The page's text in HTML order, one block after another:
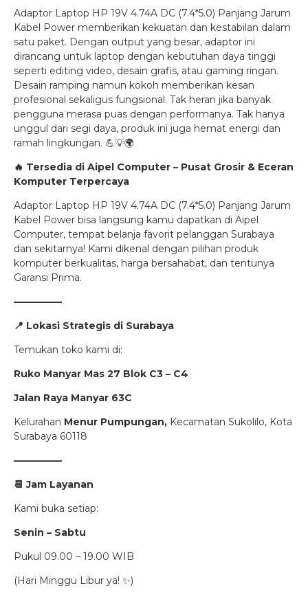
Adaptor Laptop HP 19V 4.74A DC (7.4*5.0) Panjang Jarum
Kabel Power memberikan kekuatan dan kestabilan dalam
satu paket. Dengan output yang besar, adaptor ini
dirancang untuk laptop dengan kebutuhan daya tinggi
seperti editing video, desain grafis, atau gaming ringan.
Desain ramping namun kokoh memberikan kesan
profesional sekaligus fungsional. Tak heran jika banyak
pengguna merasa puas dengan performanya. Tak hanya
unggul dari segi daya, produk ini juga hemat energi dan
ramah lingkungan. 💪💡🌍
🔥 Tersedia di Aipel Computer – Pusat Grosir & Eceran
Komputer Terpercaya
Adaptor Laptop HP 19V 4.74A DC (7.4*5.0) Panjang Jarum
Kabel Power bisa langsung kamu dapatkan di Aipel
Computer, tempat belanja favorit pelanggan Surabaya
dan sekitarnya! Kami dikenal dengan pilihan produk
komputer berkualitas, harga bersahabat, dan tentunya
Garansi Prima.
—————
📍 Lokasi Strategis di Surabaya
Temukan toko kami di:
Ruko Manyar Mas 27 Blok C3 – C4
Jalan Raya Manyar 63C
Kelurahan Menur Pumpungan, Kecamatan Sukolilo, Kota
Surabaya 60118
—————
📆 Jam Layanan
Kami buka setiap:
Senin – Sabtu
Pukul 09.00 – 19.00 WIB
(Hari Minggu Libur ya! ✨)